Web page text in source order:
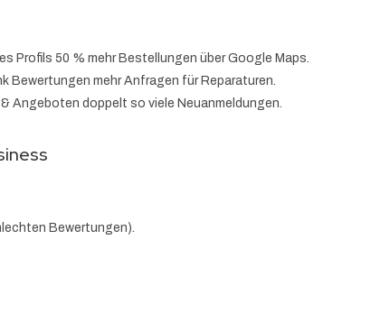
Profils 50 % mehr Bestellungen über Google Maps.
Bewertungen mehr Anfragen für Reparaturen.
Angeboten doppelt so viele Neuanmeldungen.
Bewertungen).